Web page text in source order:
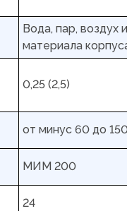
Вода, пар, воздух
материала
0,25 (2,5)
от минус 60 до
МИМ 200
24